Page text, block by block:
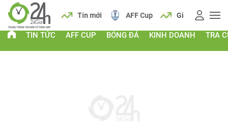
Lịch Tin mới AFF Cup Giá vàng
TIN TỨC AFF CUP BÓNG ĐÁ KINH DOANH TRA